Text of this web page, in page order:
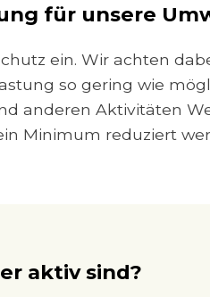
für unsere
ein. Wir achten
so gering wie
anderen Aktivitäten
Minimum reduziert
aktiv sind?